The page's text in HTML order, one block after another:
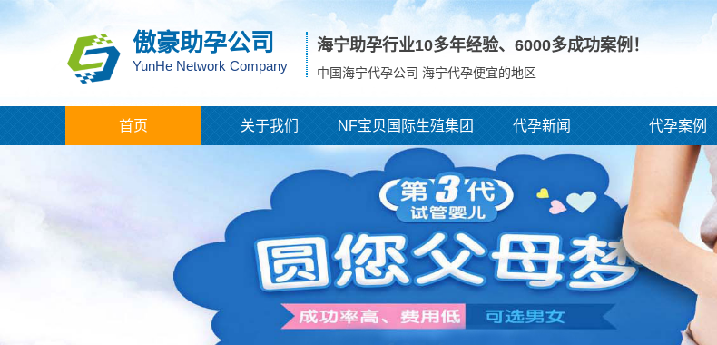
傲豪助孕公司
YunHe Network Company
海宁助孕行业10多年经验、 6000多成功案例！
中国海宁代孕公司 海宁代孕便宜的地区
首页 关于我们 NF宝贝国际生殖集团 代孕新闻 代孕案例